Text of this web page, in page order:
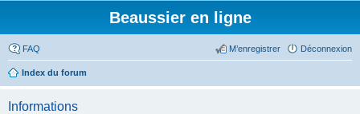
Beaussier en ligne
FAQ Déconnexion
M’enregistrer
Index du forum
Informations